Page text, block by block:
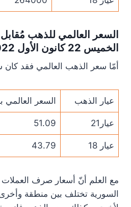
السعر العالمي للذهب مُقابل
الخميس 22 كانون الأول 2022
أمّا سعر الذهب العالمي فقد كان
عيار الذهب السعر العالمي
عيار21 51.09
عيار 18 43.79
مع العلم أنّ أسعار صرف العملات
السورية تختلف بين منطقة